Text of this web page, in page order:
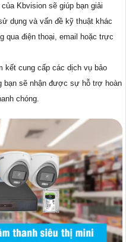
Kbvision sẽ giúp bạn giải
dụng và vấn đề kỹ thuật khác
qua điện thoại, email hoặc trực
kết cung cấp các dịch vụ bảo
bạn sẽ nhận được sự hỗ trợ hoàn
chóng.